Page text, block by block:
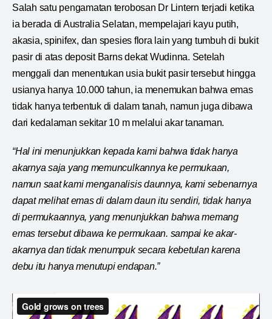
Salah satu pengamatan terobosan Dr Lintern terjadi ketika
ia berada di Australia Selatan, mempelajari kayu putih,
akasia, spinifex, dan spesies flora lain yang tumbuh di bukit
pasir di atas deposit Barns dekat Wudinna. Setelah
menggali dan menentukan usia bukit pasir tersebut hingga
usianya hanya 10.000 tahun, ia menemukan bahwa emas
tidak hanya terbentuk di dalam tanah, namun juga dibawa
dari kedalaman sekitar 10 m melalui akar tanaman.
“Hal ini menunjukkan kepada kami bahwa tidak hanya
akarnya saja yang memunculkannya ke permukaan,
namun saat kami menganalisis daunnya, kami sebenarnya
dapat melihat emas di dalam daun itu sendiri, tidak hanya
di permukaannya, yang menunjukkan bahwa memang
emas tersebut dibawa ke permukaan. sampai ke akar-
akarnya dan tidak menumpuk secara kebetulan karena
debu itu hanya menutupi endapan.”